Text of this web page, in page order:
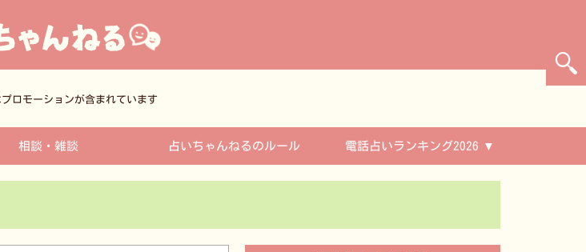
ロモーションが含まれています
相談・雑談 占いちゃんねるのルール 電話占いランキング2026